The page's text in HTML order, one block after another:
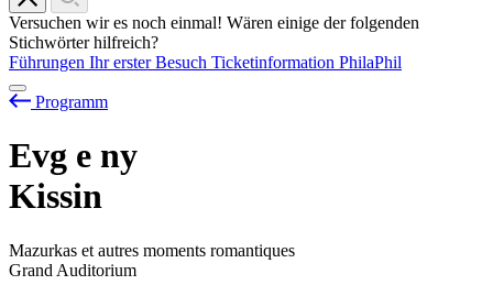
Versuchen wir es noch einmal! Wären einige der folgenden
Stichwörter hilfreich?
Führungen Ihr erster Besuch Ticketinformation PhilaPhil
Programm
Evg e ny
Kissin
Mazurkas et autres moments romantiques
Grand Auditorium